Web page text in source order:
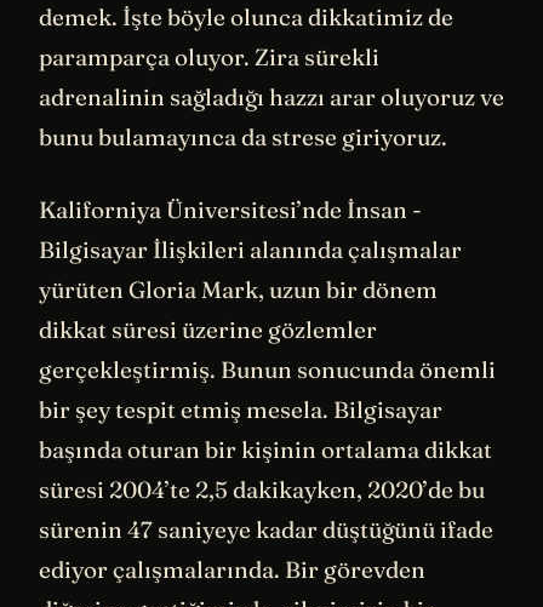
demek. İşte böyle olunca dikkatimiz de
paramparça oluyor. Zira sürekli
adrenalinin sağladığı hazzı arar oluyoruz ve
bunu bulamayınca da strese giriyoruz.
Kaliforniya Üniversitesi’nde İnsan -
Bilgisayar İlişkileri alanında çalışmalar
yürüten Gloria Mark, uzun bir dönem
dikkat süresi üzerine gözlemler
gerçekleştirmiş. Bunun sonucunda önemli
bir şey tespit etmiş mesela. Bilgisayar
başında oturan bir kişinin ortalama dikkat
süresi 2004’te 2,5 dakikayken, 2020’de bu
sürenin 47 saniyeye kadar düştüğünü ifade
ediyor çalışmalarında. Bir görevden